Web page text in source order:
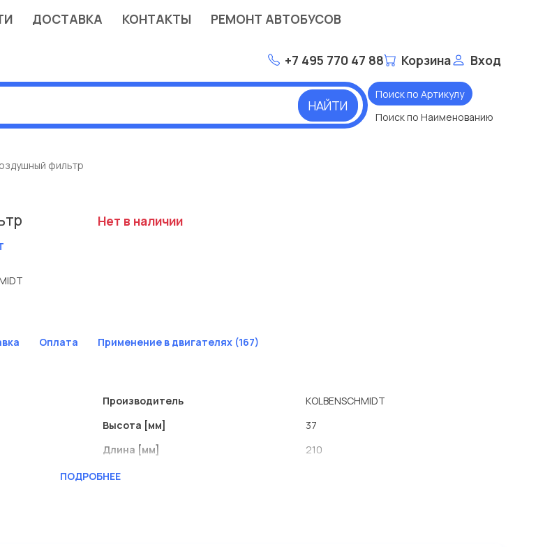
ДОСТАВКА КОНТАКТЫ РЕМОНТ АВТОБУСОВ
+7 495 770 47 88 Корзина Вход
НАЙТИ
Поиск по Артикулу
Поиск по Наименованию
фильтр
Нет в наличии
Оплата Применение в двигателях (167)
Производитель
KOLBENSCHMIDT
Высота [мм]
37
Длина [мм]
210
Ширина (мм)
ПОДРОБНЕЕ